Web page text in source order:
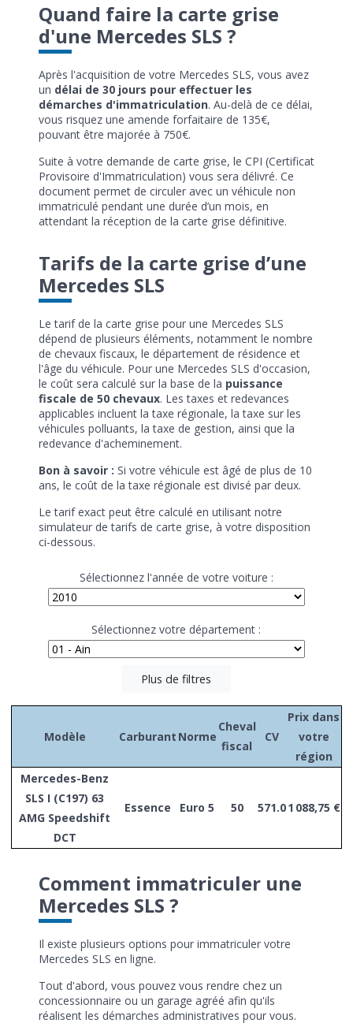
Quand faire la carte grise
d'une Mercedes SLS ?
Après l'acquisition de votre Mercedes SLS, vous avez
un délai de 30 jours pour effectuer les
démarches d'immatriculation. Au-delà de ce délai,
vous risquez une amende forfaitaire de 135€,
pouvant être majorée à 750€.
Suite à votre demande de carte grise, le CPI (Certificat
Provisoire d'Immatriculation) vous sera délivré. Ce
document permet de circuler avec un véhicule non
immatriculé pendant une durée d’un mois, en
attendant la réception de la carte grise définitive.
Tarifs de la carte grise d’une
Mercedes SLS
Le tarif de la carte grise pour une Mercedes SLS
dépend de plusieurs éléments, notamment le nombre
de chevaux fiscaux, le département de résidence et
l'âge du véhicule. Pour une Mercedes SLS d'occasion,
le coût sera calculé sur la base de la puissance
fiscale de 50 chevaux. Les taxes et redevances
applicables incluent la taxe régionale, la taxe sur les
véhicules polluants, la taxe de gestion, ainsi que la
redevance d'acheminement.
Bon à savoir : Si votre véhicule est âgé de plus de 10
ans, le coût de la taxe régionale est divisé par deux.
Le tarif exact peut être calculé en utilisant notre
simulateur de tarifs de carte grise, à votre disposition
ci-dessous.
Sélectionnez l'année de votre voiture :
Sélectionnez votre département :
Plus de filtres
Modèle Carburant Norme
Cheval
fiscal
CV
Prix dans
votre
région
Mercedes-Benz
SLS I (C197) 63
AMG Speedshift
DCT
Essence Euro 5 50 571.01 088,75 €
Comment immatriculer une
Mercedes SLS ?
Il existe plusieurs options pour immatriculer votre
Mercedes SLS en ligne.
Tout d'abord, vous pouvez vous rendre chez un
concessionnaire ou un garage agréé afin qu'ils
réalisent les démarches administratives pour vous.